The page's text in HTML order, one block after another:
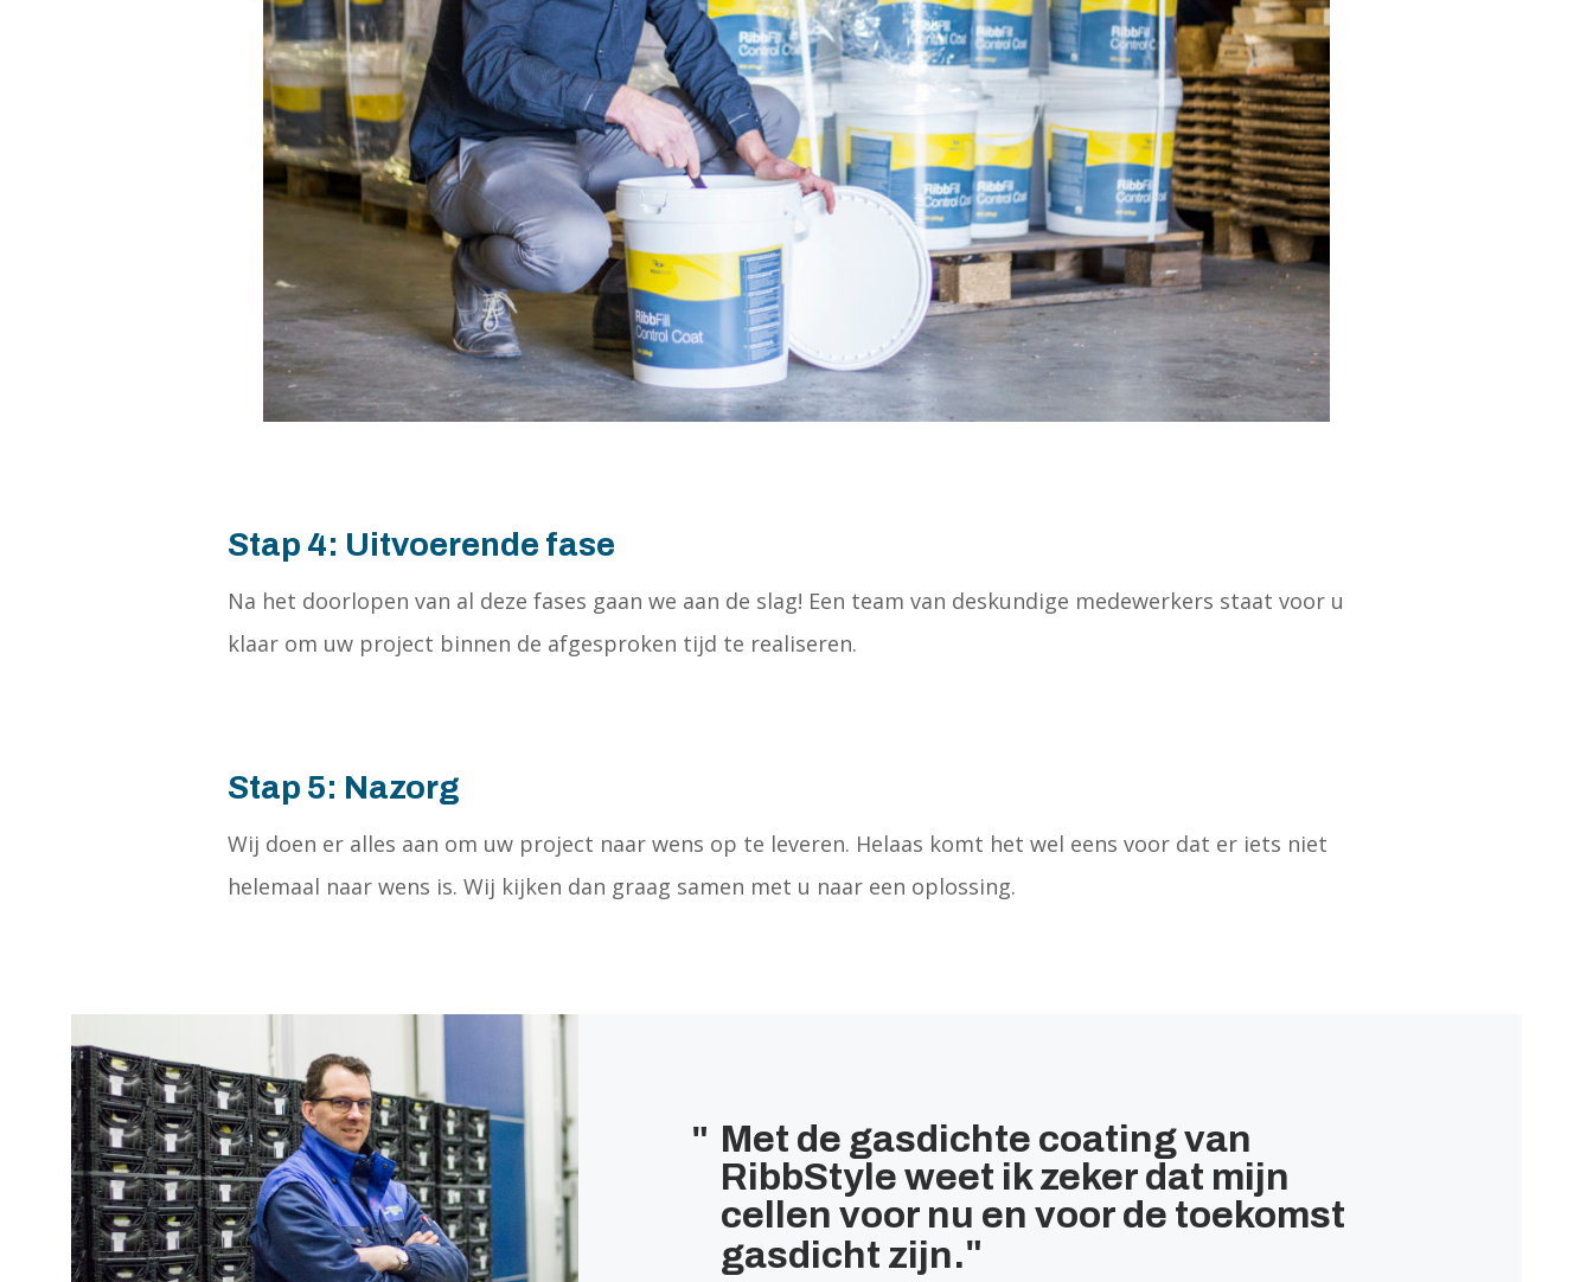
Stap 4: Uitvoerende fase
Na het doorlopen van al deze fases gaan we aan de slag! Een team van deskundige medewerkers staat voor u
klaar om uw project binnen de afgesproken tijd te realiseren.
Stap 5: Nazorg
Wij doen er alles aan om uw project naar wens op te leveren. Helaas komt het wel eens voor dat er iets niet
helemaal naar wens is. Wij kijken dan graag samen met u naar een oplossing.
Met de gasdichte coating van
RibbStyle weet ik zeker dat mijn
cellen voor nu en voor de toekomst
gasdicht zijn.